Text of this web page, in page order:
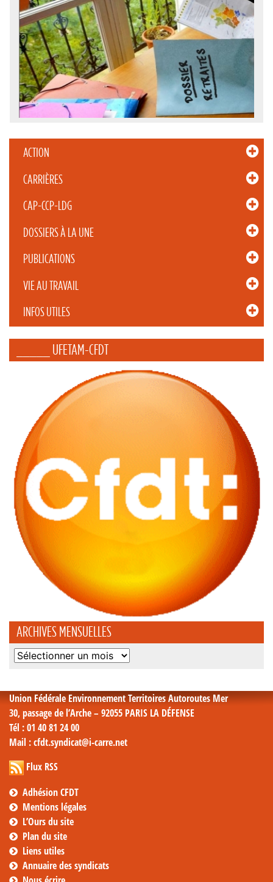
ACTION
CARRIÈRES
CAP-CCP-LDG
DOSSIERS À LA UNE
PUBLICATIONS
VIE AU TRAVAIL
INFOS UTILES
_____ UFETAM-CFDT
ARCHIVES MENSUELLES
Archives
Union Fédérale Environnement Territoires Autoroutes Mer
30, passage de l’Arche – 92055 PARIS LA DÉFENSE
Tél : 01 40 81 24 00
Mail : cfdt.syndicat@i-carre.net
Flux RSS
Adhésion CFDT
Mentions légales
L’Ours du site
Plan du site
Liens utiles
Annuaire des syndicats